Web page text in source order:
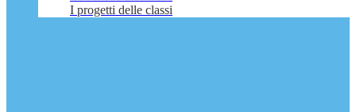
I progetti delle classi